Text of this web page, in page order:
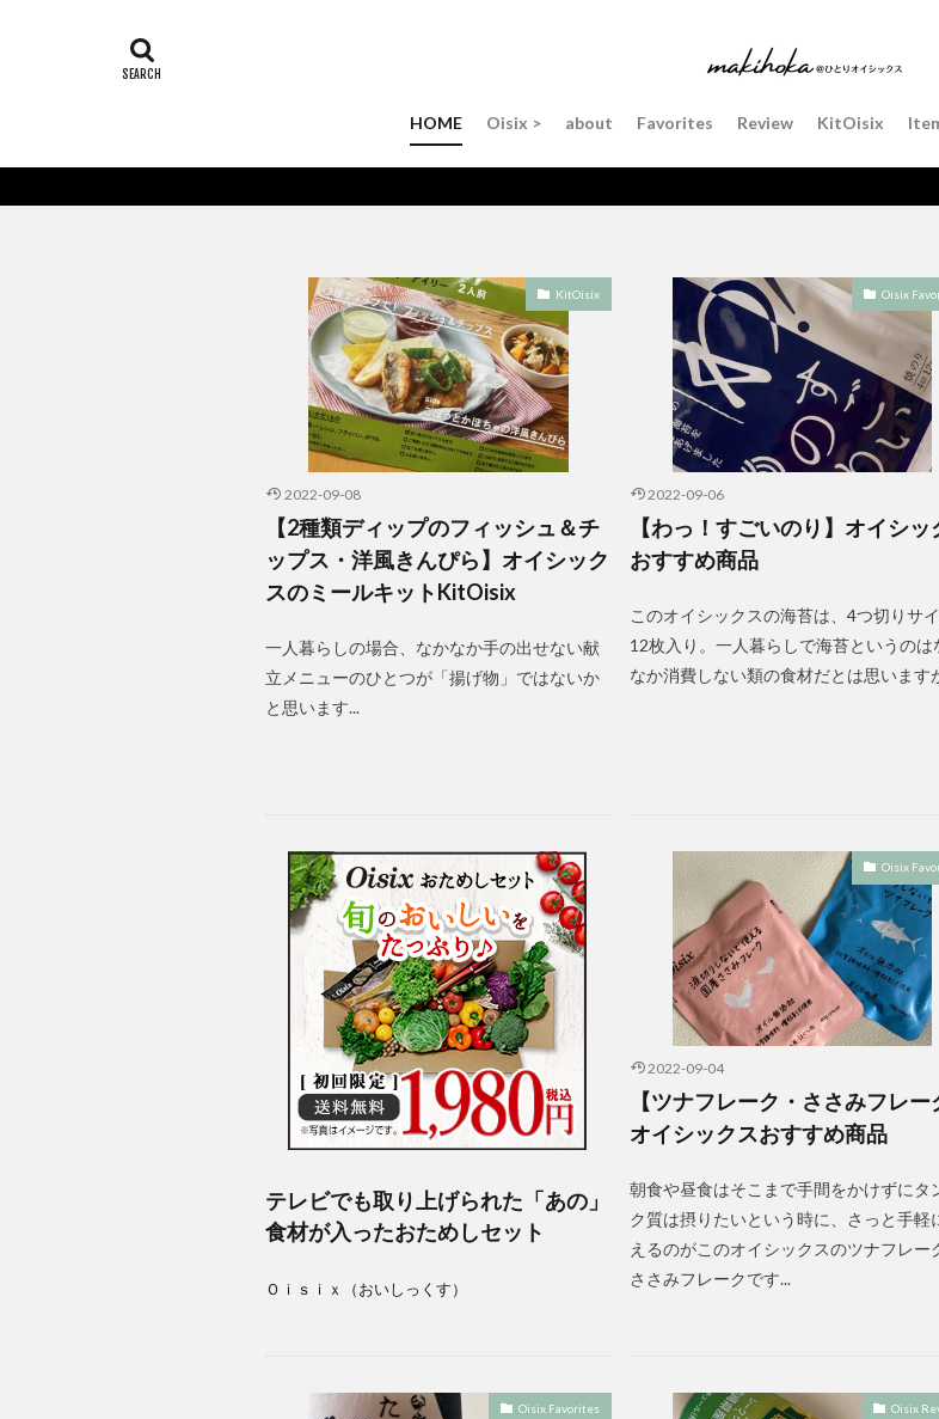
HOME Oisix > about Favorites Review KitOisix
KitOisix
2022-09-08
【2種類ディップのフィッシュ＆チ
ップス・洋風きんぴら】オイシック
スのミールキットKitOisix
一人暮らしの場合、なかなか手の出せない献
立メニューのひとつが「揚げ物」ではないか
と思います...
Oisix
2022-09-06
【わっ！すごいのり】オイシッ
おすすめ商品
このオイシックスの海苔は、4つ切りサ
12枚入り。一人暮らしで海苔というのは
なか消費しない類の食材だとは思います
テレビでも取り上げられた「あの」
食材が入ったおためしセット
Ｏｉｓｉｘ（おいしっくす）
Oisix
2022-09-04
【ツナフレーク・ささみフレー
オイシックスおすすめ商品
朝食や昼食はそこまで手間をかけずにタ
ク質は摂りたいという時に、さっと手軽
えるのがこのオイシックスのツナフレー
ささみフレークです...
Oisix Favorites Oisix